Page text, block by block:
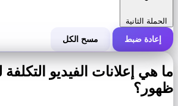
الحملة الثانية
التكلفة الإجمالية للحملة
التكلفة لكل 1000 ظهور (CPM)
إعادة ضبط مسح الكل
ما هي إعلانات الفيديو
ظهور؟